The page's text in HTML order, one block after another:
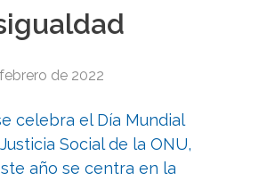
de 2022
celebra el Día Mundial
Social de la ONU,
año se centra en la